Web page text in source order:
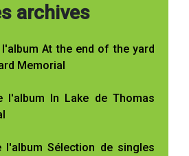
archives
At the end of the yard
Memorial
l'album In Lake de Thomas
l'album Sélection de singles